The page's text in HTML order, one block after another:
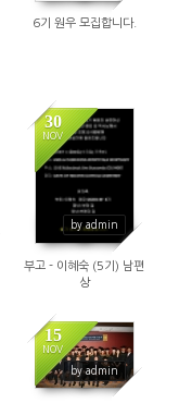
6기 원우 모집합니다.
30
NOV
by admin
부고 - 이혜숙 (5기) 남편
상
15
NOV
by admin